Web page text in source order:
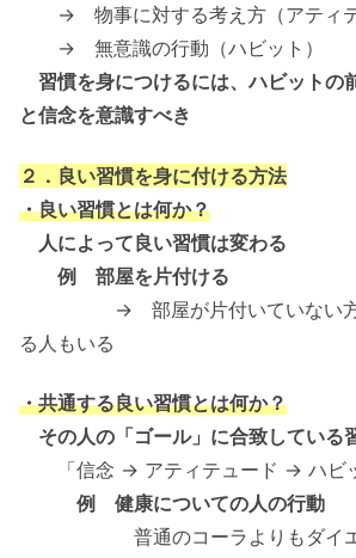
→ 物事に対する考え方（アティテ
→ 無意識の行動（ハビット）
習慣を身につけるには、ハビットの
と信念を意識すべき
２．良い習慣を身に付ける方法
・良い習慣とは何か？
人によって良い習慣は変わる
例 部屋を片付ける
→ 部屋が片付いていない方が
る人もいる
・共通する良い習慣とは何か？
その人の「ゴール」に合致している
「信念 → アティテュード → ハビ
例 健康についての人の行動
普通のコーラよりもダイエッ